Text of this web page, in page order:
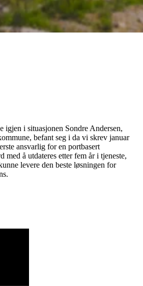
igjen i situasjonen Sondre Andersen,
befant seg i da vi skrev januar
ansvarlig for en portbasert
med å utdateres etter fem år i tjeneste,
levere den beste løsningen for